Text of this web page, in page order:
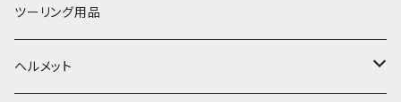
アライヘルメット
SHOEI
秋冬ライディングジャケット
電熱ウェア
秋冬ライディングパンツ
メッシュグローブ
秋冬防風防寒グローブ
ライディングブーツ
ライディングシューズ
ツーリング用品
ヘルメット